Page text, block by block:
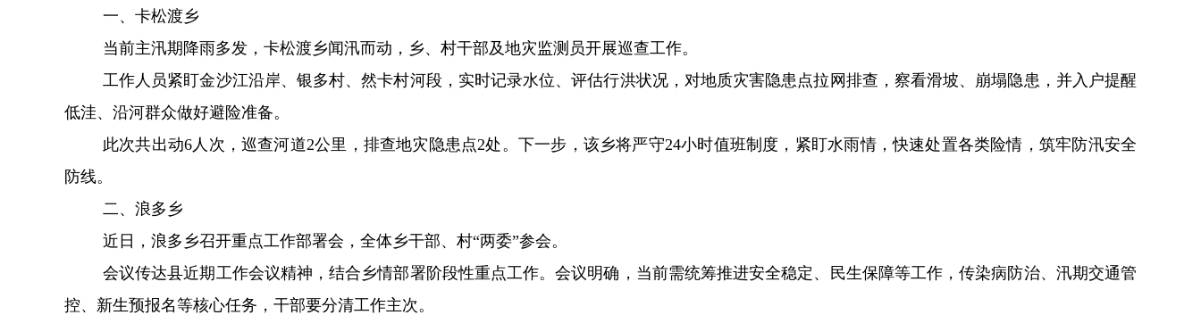
一、卡松渡乡
当前主汛期降雨多发，卡松渡乡闻汛而动，乡、村干部及地灾监测员开展巡查工作。
工作人员紧盯金沙江沿岸、银多村、然卡村河段，实时记录水位、评估行洪状况，对地质灾害隐患点拉网排查，察看滑坡、崩塌隐患，并入户提醒
低洼、沿河群众做好避险准备。
此次共出动6 人次，巡查河道2公里，排查地灾隐患点2处。下一步，该乡将严守24小时值班制度，紧盯水雨情，快速处置各类险情，筑牢防汛安全
防线。
二、浪多乡
近日，浪多乡召开重点工作部署会，全体乡干部、村“两委”参会。
会议传达县近期工作会议精神，结合乡情部署阶段性重点工作。会议明确，当前需统筹推进安全稳定、民生保障等工作，传染病防治、汛期交通管
控、新生预报名等核心任务，干部要分清工作主次。